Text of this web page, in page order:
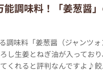
調味料！「姜葱醤
調味料「姜葱醤（ジャンツォ
し生姜とねぎ油が入ってお
くれると評判なんですよ♪餃